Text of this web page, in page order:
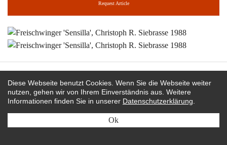
Request Article
editionformform
rubylux
instagram
Diese Webseite benutzt Cookies. Wenn Sie die Webseite weiter
nutzen, gehen wir von Ihrem Einverständnis aus. Weitere
Informationen finden Sie in unserer Datenschutzerklärung
Ok